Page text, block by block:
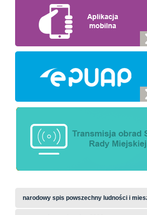
narodowy spis powszechny ludności i